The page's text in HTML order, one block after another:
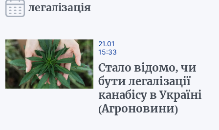
легалізація
21.01
15:33
Стало відомо, чи
бути легалізації
канабісу в Україні
(Агроновини)